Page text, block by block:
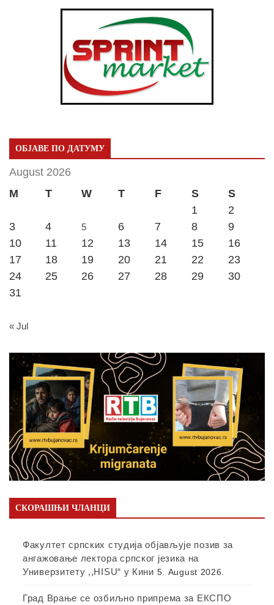
ОБЈАВЕ ПО ДАТУМУ
August 2026
M
T W T F S
S
1
2
3
4 5 6 7 8
9
10
11 12 13 14 15
16
17
18 19 20 21 22
23
24
25 26 27 28 29
30
31
« Jul
СКОРАШЊИ ЧЛАНЦИ
Факултет српских студија објављује позив за
ангажовање лектора српског језика на
Универзитету ,,HISU“ у Кини 5. August 2026.
Град Врање се озбиљно припрема за ЕКСПО